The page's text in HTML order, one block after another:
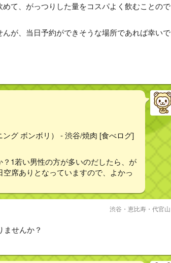
て、がっつりした量をコスパよく飲むことので
が、当日予約ができそうな場所であれば幸いで
グ ボンボリ） - 渋谷/焼肉 [食べログ]
1若い男性の方が多いのだしたら、が
席ありとなっていますので、よかっ
渋谷・恵比寿・代官山
ませんか？